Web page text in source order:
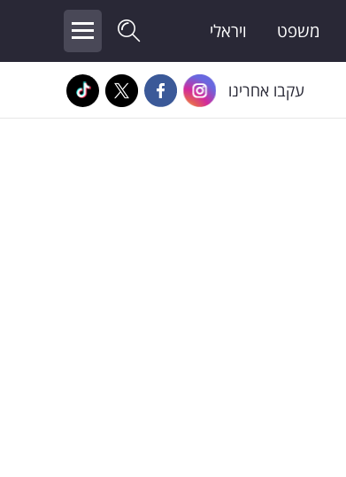
משפט ויראלי
עקבו אחרינו